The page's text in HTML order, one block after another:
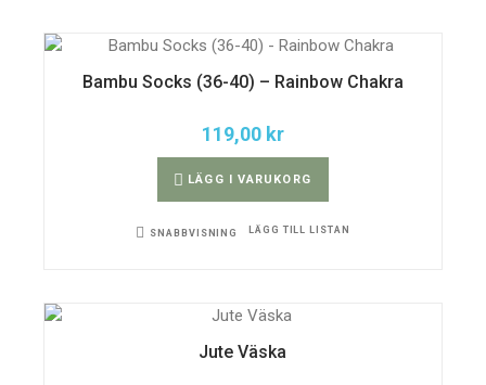
Bambu Socks (36-40) – Rainbow Chakra
119,00 kr
LÄGG I VARUKORG
SNABBVISNING LÄGG TILL LISTAN
Jute Väska